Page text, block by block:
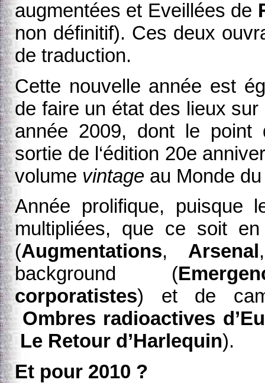
augmentées et Eveillées de
non définitif). Ces deux
de traduction.
Cette nouvelle année est
de faire un état des lieux
année 2009, dont le point
sortie de l‘édition 20e
volume vintage au Monde
Année prolifique, puisque
multipliées, que ce soit
(Augmentations, Arsenal
background (
corporatistes) et de
Ombres radioactives
Le Retour d’Harlequin).
Et pour 2010 ?